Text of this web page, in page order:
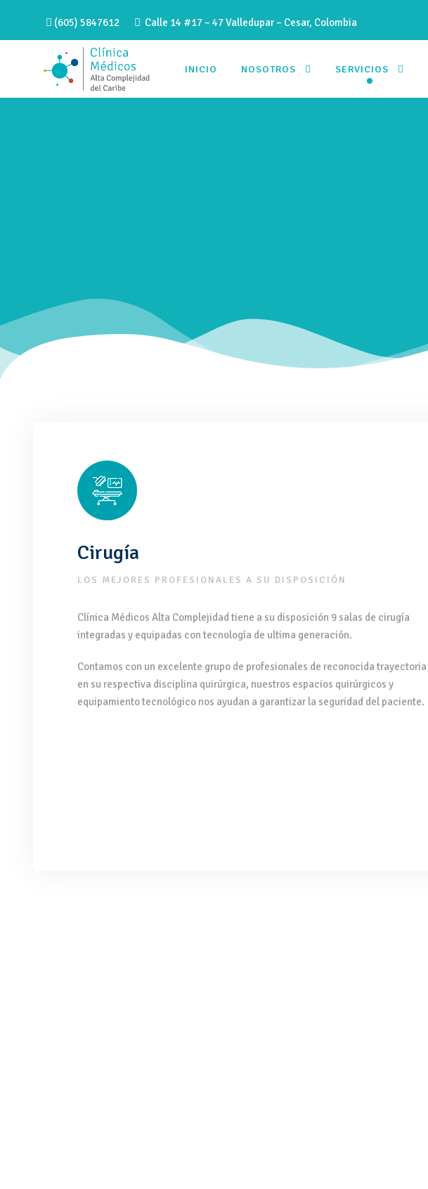
(605) 5847612 Calle 14 #17 – 47 Valledupar – Cesar, Colombia
INICIO NOSOTROS SERVICIOS
Cirugía
LOS MEJORES PROFESIONALES A SU DISPOSICIÓN
Clínica Médicos Alta Complejidad tiene a su disposición 9 salas de cirugía
integradas y equipadas con tecnología de ultima generación.
Contamos con un excelente grupo de profesionales de reconocida trayectoria
en su respectiva disciplina quirúrgica, nuestros espacios quirúrgicos y
equipamiento tecnológico nos ayudan a garantizar la seguridad del paciente.